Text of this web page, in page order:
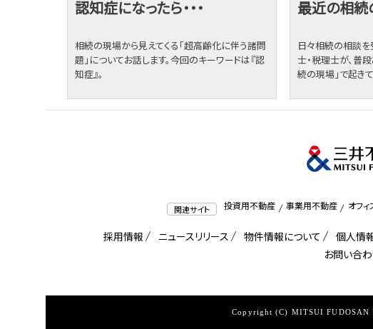
認知症になったら・・・
相続の現場から見えてくる「超高齢化に伴う諸問
題」についてお話します。今回のキーワードは『認
知症』。
最近の相続
日々相続の相談
士・税理士が、普
続の現場」で起き
関連サイト 投資用不動産 事業用不動産 オフ
採用情報 ニュースリリース 物件情報について 個人情
お問い合
Copyright (C) MITSUI FUDOSAN